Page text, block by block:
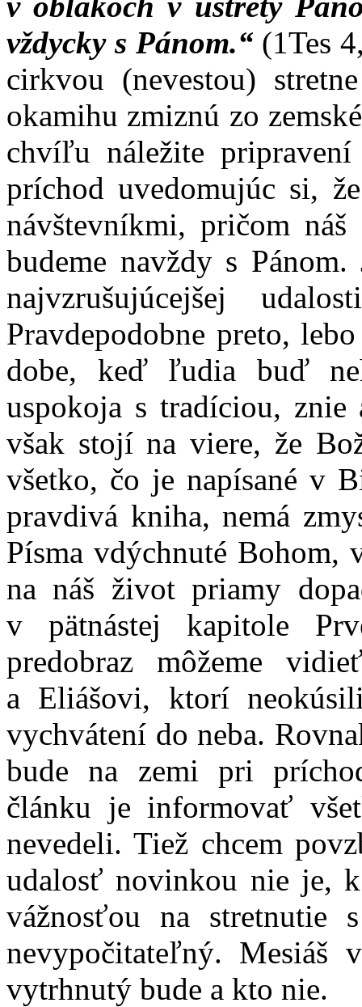
vždycky s Pánom.“ (1Tes
cirkvou (nevestou)
okamihu zmiznú zo
chvíľu náležite
príchod uvedomujúc si,
návštevníkmi, pričom
budeme navždy s
najvzrušujúcejšej
Pravdepodobne preto,
dobe, keď ľudia buď
uspokoja s tradíciou, znie
však stojí na viere, že
všetko, čo je napísané v
pravdivá kniha, nemá
Písma vdýchnuté Bohom,
na náš život priamy
v pätnástej kapitole
predobraz môžeme
a Eliášovi, ktorí
vychvátení do neba.
bude na zemi pri
článku je informovať
nevedeli. Tiež chcem
udalosť novinkou nie je,
vážnosťou na
nevypočitateľný.
vytrhnutý bude a kto nie.